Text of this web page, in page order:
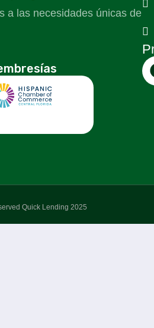
a las necesidades únicas de
Quick Lending 2025